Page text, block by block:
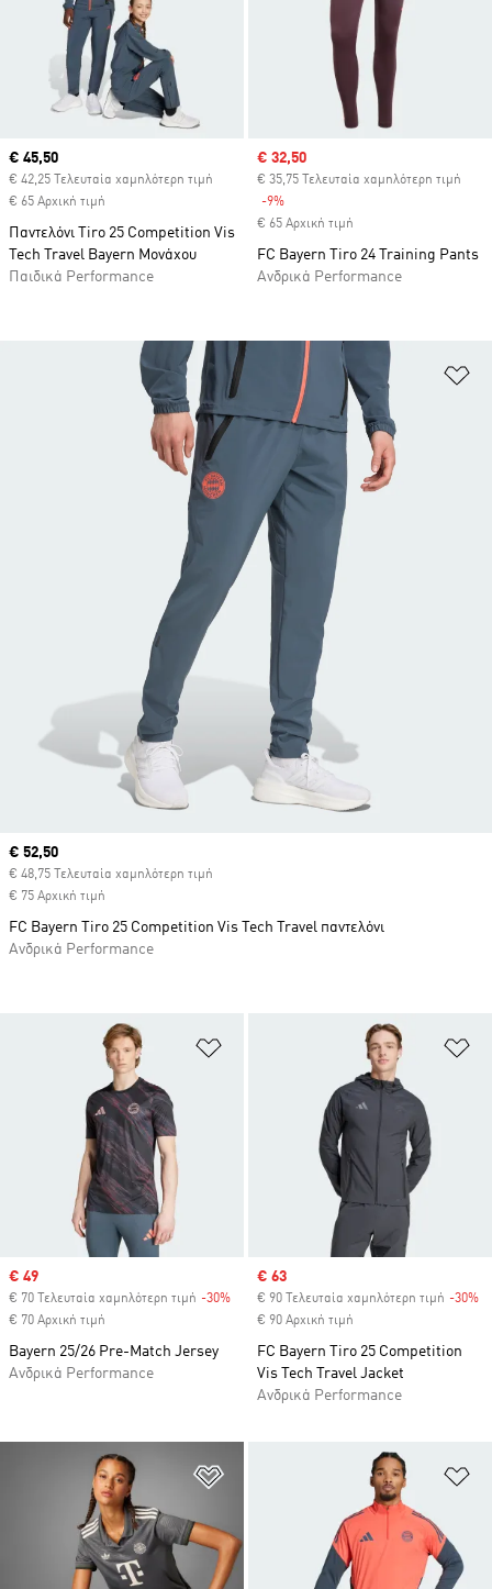
Current price
€ 45,50
€ 42,25 Τελευταία χαμηλότερη τιμή
€ 65 Αρχική τιμή
Παντελόνι Tiro 25 Competition Vis
Tech Travel Bayern Μονάχου
Παιδικά Performance
Sale price
€ 32,50
€ 35,75 Τελευταία χαμηλότερη τιμή
-9%
€ 65 Αρχική τιμή
FC Bayern Tiro 24 Training Pants
Ανδρικά Performance
Προσθήκη στη Λίστα Επιθυμιών
Sale price
€ 49
€ 70 Τελευταία χαμηλότερη τιμή -30% Discount
€ 70 Αρχική τιμή
Bayern 25/26 Pre-Match Jersey
Ανδρικά Performance
Sale price
€ 63
€ 90 Τελευταία χαμηλότερη τιμή -30%
€ 90 Αρχική τιμή
FC Bayern Tiro 25 Competition
Vis Tech Travel Jacket
Ανδρικά Performance
Προσθήκη στη Λίστα Επιθυμιών
Current price
€ 52,50
€ 48,75 Τελευταία χαμηλότερη τιμή
€ 75 Αρχική τιμή
FC Bayern Tiro 25 Competition Vis Tech Travel παντελόνι
Ανδρικά Performance